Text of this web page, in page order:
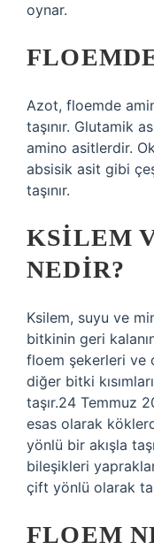
oynar.
Azot, floemde
taşınır. Glutamik
amino asitlerdir.
absisik asit gibi
taşınır.
KSILEM
NEDIR?
Ksilem, suyu ve
bitkinin geri
floem şekerleri ve
diğer bitki
taşır.24 Temmuz
esas olarak
yönlü bir akışla
bileşikleri
çift yönlü olarak
FLOEM